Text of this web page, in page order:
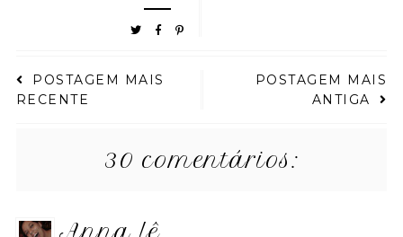
POSTAGEM MAIS
RECENTE
POSTAGEM MAIS
ANTIGA
30 comentários:
anna lê